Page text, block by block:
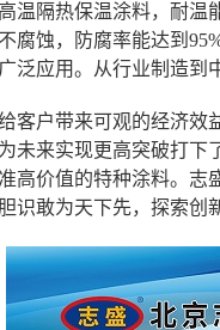
温隔热保温涂料，耐温
腐蚀，防腐率能达到
应用。从行业制造
客户带来可观的经济
未来实现更高突破打
高价值的特种涂料。
敢为天下先，探索